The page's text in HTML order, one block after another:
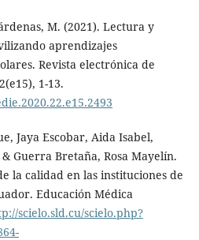
M. (2021). Lectura y
aprendizajes
Revista electrónica de
1-13.
Jaya Escobar, Aida Isabel,
Guerra Bretaña, Rosa Mayelín.
la calidad en las instituciones de
Educación Médica
scielo.sld.cu/scielo.php?